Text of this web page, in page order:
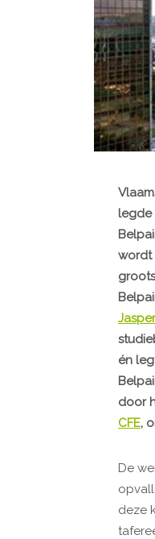
legde
wordt
én
door
CFE,
De
deze